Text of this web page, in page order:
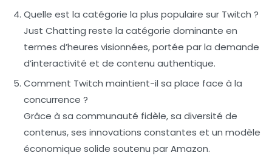
Quelle est la catégorie la plus populaire sur Twitch ?
Just Chatting reste la catégorie dominante en
termes d’heures visionnées, portée par la demande
d’interactivité et de contenu authentique.
Comment Twitch maintient-il sa place face à la
concurrence ?
Grâce à sa communauté fidèle, sa diversité de
contenus, ses innovations constantes et un modèle
économique solide soutenu par Amazon.